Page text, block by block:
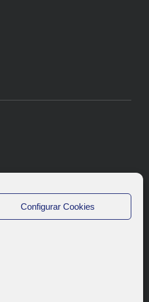
Configurar Cookies